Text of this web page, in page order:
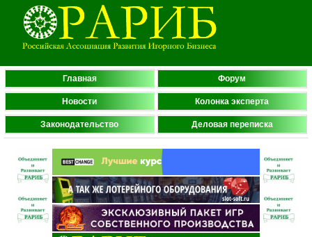
Главная Форум
Новости Колонка эксперта
Законодательство Деловая переписка